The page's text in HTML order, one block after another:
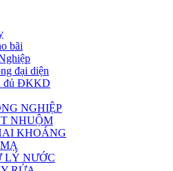
bãi
đại diện
đủ ĐKKD
NGHIỆP
NHUỘM
KHOÁNG
LÝ NƯỚC